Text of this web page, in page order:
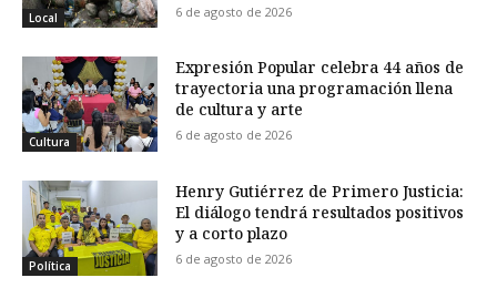
Local 6 de agosto de 2026
Cultura
Expresión Popular celebra 44 años de
trayectoria una programación llena
de cultura y arte
6 de agosto de 2026
Política
Henry Gutiérrez de Primero Justicia:
El diálogo tendrá resultados positivos
y a corto plazo
6 de agosto de 2026